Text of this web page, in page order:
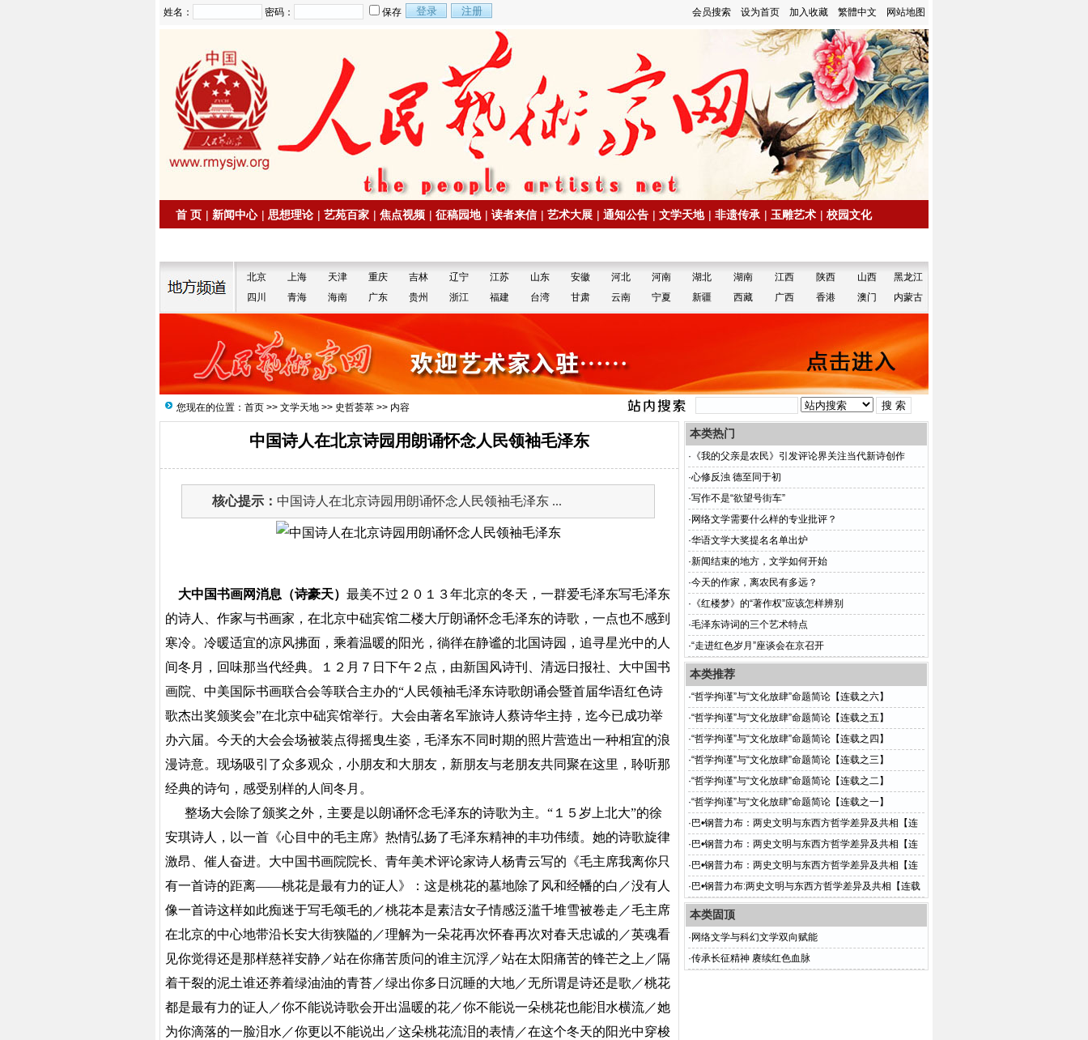
会员搜索 设为首页 加入收藏 繁體中文 网站地图
姓名： 密码： 保存
首 页 | 新闻中心 | 思想理论 | 艺苑百家 | 焦点视频 | 征稿园地 | 读者来信 | 艺术大展 | 通知公告 | 文学天地 | 非遗传承 | 玉雕艺术 | 校园文化
北京 上海 天津 重庆 吉林 辽宁 江苏 山东 安徽 河北 河南 湖北 湖南 江西 陕西 山西
黑龙江
四川
青海 海南 广东 贵州 浙江 福建 台湾 甘肃 云南 宁夏 新疆 西藏 广西 香港 澳门 内蒙古
您现在的位置： 首页 >> 文学天地 >> 史哲荟萃 >> 内容
中国诗人在北京诗园用朗诵怀念人民领袖毛泽东
核心提示： 中国诗人在北京诗园用朗诵怀念人民领袖毛泽东 ...
大中国书画网消息（诗豪天） 最美不过２０１３年北京的冬天，一群爱毛泽东写毛泽东
的诗人、作家与书画家，在北京中础宾馆二楼大厅朗诵怀念毛泽东的诗歌，一点也不感到
寒冷。冷暖适宜的凉风拂面，乘着温暖的阳光，徜徉在静谧的北国诗园，追寻星光中的人
间冬月，回味那当代经典。１２月７日下午２点，由新国风诗刊、清远日报社、大中国书
画院、中美国际书画联合会等联合主办的“人民领袖毛泽东诗歌朗诵会暨首届华语红色诗
歌杰出奖颁奖会”在北京中础宾馆举行。大会由著名军旅诗人蔡诗华主持，迄今已成功举
办六届。今天的大会会场被装点得摇曳生姿，毛泽东不同时期的照片营造出一种相宜的浪
漫诗意。现场吸引了众多观众，小朋友和大朋友，新朋友与老朋友共同聚在这里，聆听那
经典的诗句，感受别样的人间冬月。
整场大会除了颁奖之外，主要是以朗诵怀念毛泽东的诗歌为主。“１５岁上北大”的徐
安琪诗人，以一首《心目中的毛主席》热情弘扬了毛泽东精神的丰功伟绩。她的诗歌旋律
激昂、催人奋进。大中国书画院院长、青年美术评论家诗人杨青云写的《毛主席我离你只
有一首诗的距离——桃花是最有力的证人》：这是桃花的墓地除了风和经幡的白／没有人
像一首诗这样如此痴迷于写毛颂毛的／桃花本是素洁女子情感泛滥千堆雪被卷走／毛主席
在北京的中心地带沿长安大街狭隘的／理解为一朵花再次怀春再次对春天忠诚的／英魂看
见你觉得还是那样慈祥安静／站在你痛苦质问的谁主沉浮／站在太阳痛苦的锋芒之上／隔
着干裂的泥土谁还养着绿油油的青苔／绿出你多日沉睡的大地／无所谓是诗还是歌／桃花
都是最有力的证人／你不能说诗歌会开出温暖的花／你不能说一朵桃花也能泪水横流／她
为你滴落的一脸泪水／你更以不能说出／这朵桃花流泪的表情／在这个冬天的阳光中穿梭
本类热门
· 《我的父亲是农民》引发评论界关注当代新诗创作
·心修反浊 德至同于初
·写作不是“欲望号街车”
· 网络文学需要什么样的专业批评？
·华语文学大奖提名名单出炉
·新闻结束的地方，文学如何开始
·今天的作家，离农民有多远？
· 《红楼梦》的“著作权”应该怎样辨别
·毛泽东诗词的三个艺术特点
·“走进红色岁月”座谈会在京召开
本类推荐
·“哲学拘谨”与“文化放肆”命题简论【连载之六】
·“哲学拘谨”与“文化放肆”命题简论【连载之五】
·“哲学拘谨”与“文化放肆”命题简论【连载之四】
·“哲学拘谨”与“文化放肆”命题简论【连载之三】
·“哲学拘谨”与“文化放肆”命题简论【连载之二】
·“哲学拘谨”与“文化放肆”命题简论【连载之一】
· 巴•钢普力布：两史文明与东西方哲学差异及共相【连
载之七】
· 巴•钢普力布：两史文明与东西方哲学差异及共相【连
载之六】
· 巴•钢普力布：两史文明与东西方哲学差异及共相【连
载之五】
· 巴•钢普力布:两史文明与东西方哲学差异及共相【连载
之四】
本类固顶
· 网络文学与科幻文学双向赋能
·传承长征精神 赓续红色血脉